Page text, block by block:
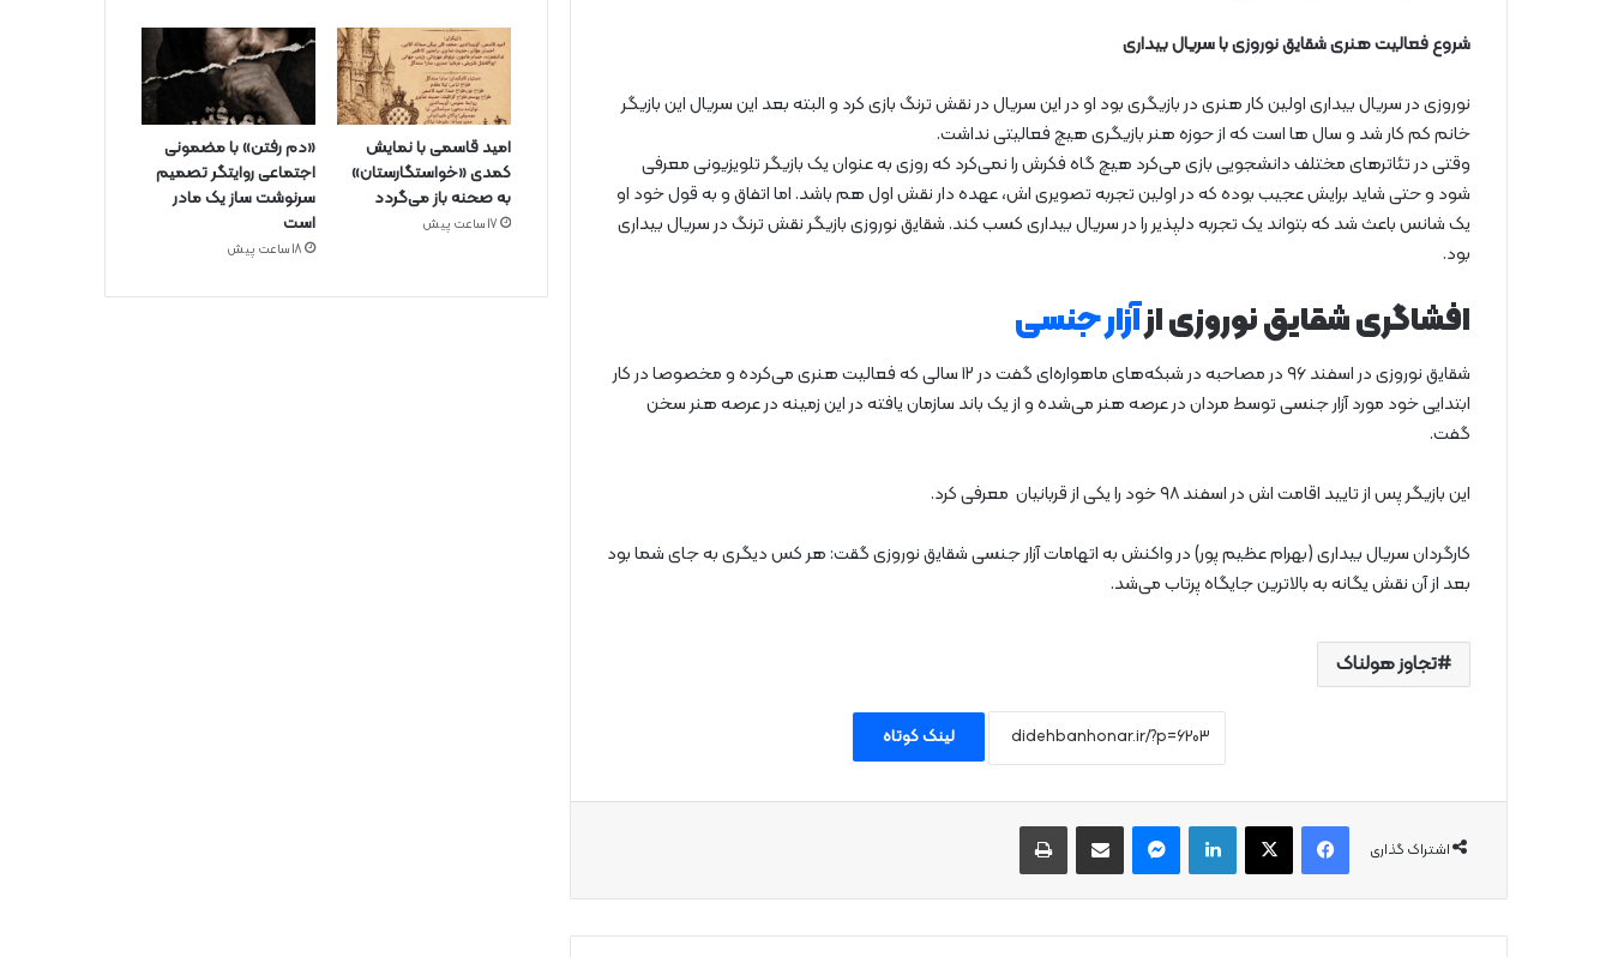
شروع فعالیت هنری شقایق نوروزی با سریال بیداری
نوروزی در سریال بیداری اولین کار هنری در بازیگری بود او در این سریال در نقش ترنگ بازی کرد و البته بعد این سریال این بازیگر
خانم کم کار شد و سال ها است که از حوزه هنر بازیگری هیچ فعالیتی نداشت.
وقتی در تئاتر‌های مختلف دانشجویی بازی می‌کرد هیچ گاه فکرش را نمی‌کرد که روزی به عنوان یک بازیگر تلویزیونی معرفی
شود و حتی شاید برایش عجیب بوده که در اولین تجربه تصویری اش، عهده دار نقش اول هم باشد. اما اتفاق و به قول خود او
یک شانس باعث شد که بتواند یک تجربه دلپذیر را در سریال بیداری کسب کند. شقایق نوروزی بازیگر نقش ترنگ در سریال بیداری
بود.
افشاگری شقایق نوروزی ازآزار جنسی
شقایق نوروزی در اسفند ۹۶ در مصاحبه در شبکه‌های ماهواره‌ای گفت در ۱۲ سالی که فعالیت هنری می‌کرده و مخصوصا در کار
ابتدایی خود مورد آزار جنسی توسط مردان در عرصه هنر می‌شده و از یک باند سازمان یافته در این زمینه در عرصه هنر سخن
گفت.
این بازیگر پس از تایید اقامت اش در اسفند ۹۸ خود را یکی از قربانیان معرفی کرد.
کارگردان سریال بیداری (بهرام عظیم پور) در واکنش به اتهامات آزار جنسی شقایق نوروزی گقت: هر کس دیگری به جای شما بود
بعد از آن نقش یگانه به بالاترین جایگاه پرتاب می‌شد.
تجاوز هولناک
لینک کوتاه
اشتراک گذاری
فیس بوک X لینکدین پیام رسان از طریق ایمیل به اشتراک بگذارید چاپ
امید قاسمی با نمایش
کمدی «خواستگارستان»
به صحنه باز می‌گردد
17 ساعت پیش
«دم رفتن» با مضمونی
اجتماعی روایتگر تصمیم
سرنوشت ساز یک مادر
است
18 ساعت پیش